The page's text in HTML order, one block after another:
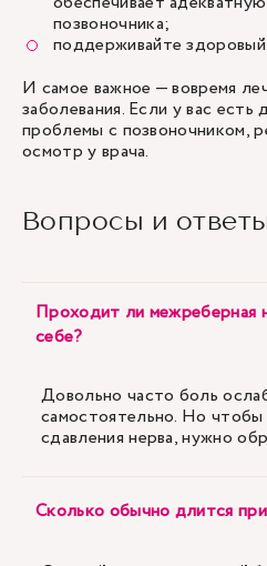
позвоночника;
поддерживайте здоровый
И самое важное — вовремя
заболевания. Если у вас есть
проблемы с позвоночником,
осмотр у врача.
Вопросы и
Проходит ли межреберная
себе?
Довольно часто боль
самостоятельно. Но чтобы
сдавления нерва, нужно
Сколько обычно длится